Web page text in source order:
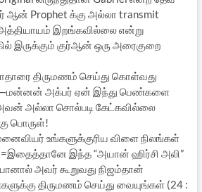
ஆன் Prophet க்கு அல்லா transmit
அத்தியாயம் இறங்கவில்லை என்று
இருக்கும் குர்ஆன் ஒரு அரைகுறை
திருமணம் செய்து கொள்வது
—மன்னன் அக்பர் ஏன் இந்து பெண்களை
அவன் அல்லா சொல்படி கேட்கவில்லை
பொருள்!
உங்களுக்குரிய விளை நிலங்கள்
இந்த “அயான் ஹிர்சி அலி”
அவர் கூறுவது நிஜம்தான்
திருமணம் செய்து வையுங்கள் (24 :